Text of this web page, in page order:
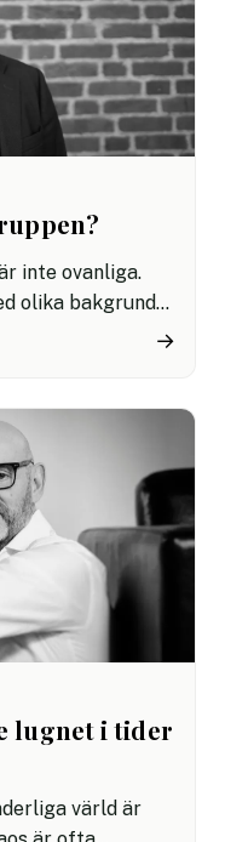
inte ovanliga.
olika bakgrunder
viktiga beslut,
till
och
spänningarna
→
lugnet i tider
värld är